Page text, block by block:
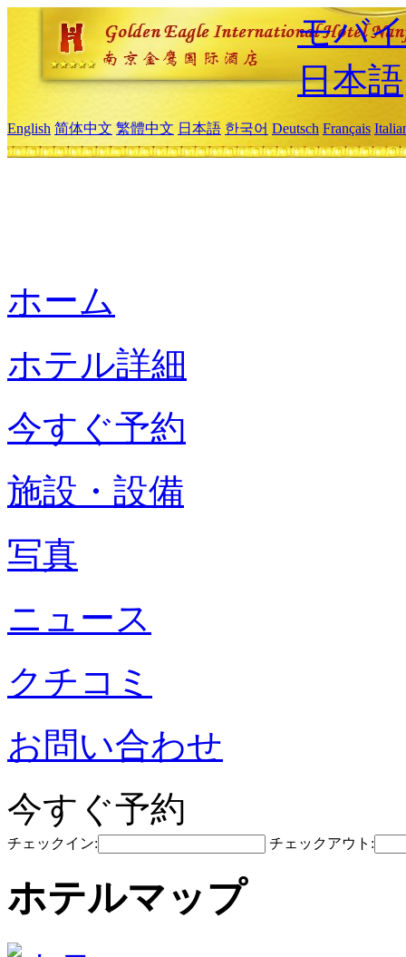
モバ
日本語
English 简体中文 繁體中文 日本語 한국어 Deutsch Français
ホーム
ホテル詳細
今すぐ予約
施設・設備
写真
ニュース
クチコミ
お問い合わせ
今すぐ予約
チェックイン: チェックアウト:
ホテルマップ